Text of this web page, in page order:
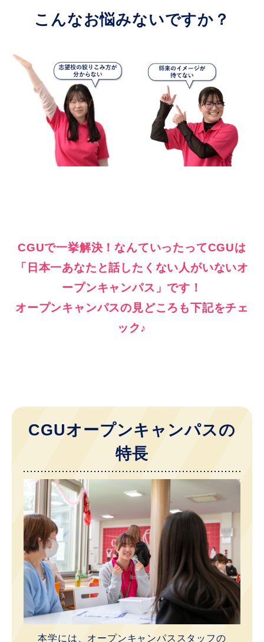
こんなお悩みないですか？
CGUで一挙解決！なんていったってCGUは
「日本一あなたと話したくない人がいないオ
ープンキャンパス」です！
オープンキャンパスの見どころも下記をチェ
ック♪
CGUオープンキャンパスの
特長
本学には、オープンキャンパススタッフの